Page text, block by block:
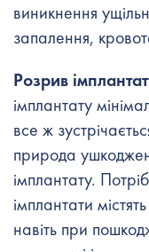
виникнення
запалення,
Розрив
імплантату
все ж
природа
імплантату.
імплантати
навіть при